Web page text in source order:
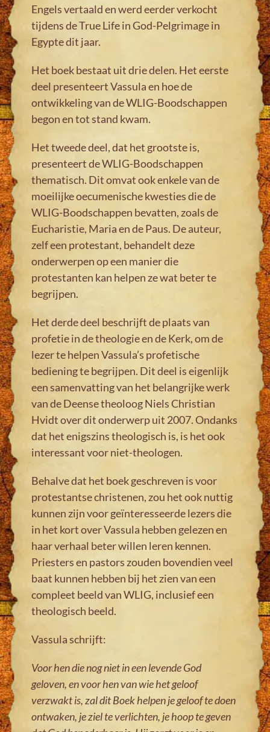
Engels vertaald en werd eerder verkocht
tijdens de True Life in God-Pelgrimage in
Egypte dit jaar.
Het boek bestaat uit drie delen. Het eerste
deel presenteert Vassula en hoe de
ontwikkeling van de WLIG-Boodschappen
begon en tot stand kwam.
Het tweede deel, dat het grootste is,
presenteert de WLIG-Boodschappen
thematisch. Dit omvat ook enkele van de
moeilijke oecumenische kwesties die de
WLIG-Boodschappen bevatten, zoals de
Eucharistie, Maria en de Paus. De auteur,
zelf een protestant, behandelt deze
onderwerpen op een manier die
protestanten kan helpen ze wat beter te
begrijpen.
Het derde deel beschrijft de plaats van
profetie in de theologie en de Kerk, om de
lezer te helpen Vassula’s profetische
bediening te begrijpen. Dit deel is eigenlijk
een samenvatting van het belangrijke werk
van de Deense theoloog Niels Christian
Hvidt over dit onderwerp uit 2007. Ondanks
dat het enigszins theologisch is, is het ook
interessant voor niet-theologen.
Behalve dat het boek geschreven is voor
protestantse christenen, zou het ook nuttig
kunnen zijn voor geïnteresseerde lezers die
in het kort over Vassula hebben gelezen en
haar verhaal beter willen leren kennen.
Priesters en pastors zouden bovendien veel
baat kunnen hebben bij het zien van een
compleet beeld van WLIG, inclusief een
theologisch beeld.
Vassula schrijft:
Voor hen die nog niet in een levende God
geloven, en voor hen van wie het geloof
verzwakt is, zal dit Boek helpen je geloof te doen
ontwaken, je ziel te verlichten, je hoop te geven